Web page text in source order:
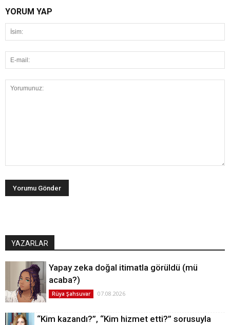
YORUM YAP
YAZARLAR
Yapay zeka doğal itimatla görüldü (mü
acaba?)
Rüya Şahsuvar 07.08.2026
“Kim kazandı?”, “Kim hizmet etti?” sorusuyla